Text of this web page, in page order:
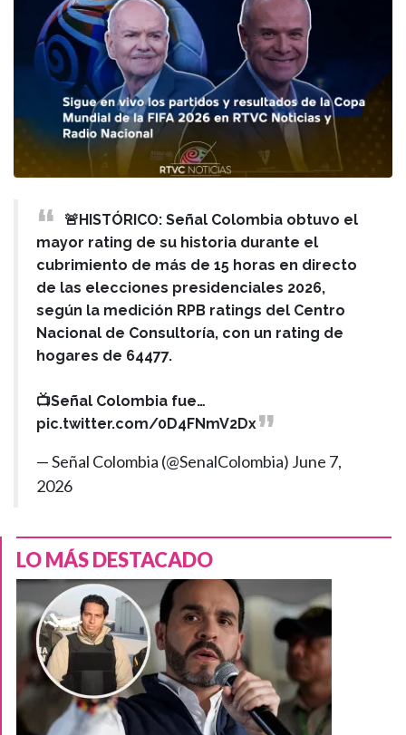
🚨HISTÓRICO: Señal Colombia obtuvo el
mayor rating de su historia durante el
cubrimiento de más de 15 horas en directo
de las elecciones presidenciales 2026,
según la medición RPB ratings del Centro
Nacional de Consultoría, con un rating de
hogares de 64477.
📺Señal Colombia fue…
pic.twitter.com/0D4FNmV2Dx
— Señal Colombia (@SenalColombia) June 7,
2026
LO MÁS DESTACADO